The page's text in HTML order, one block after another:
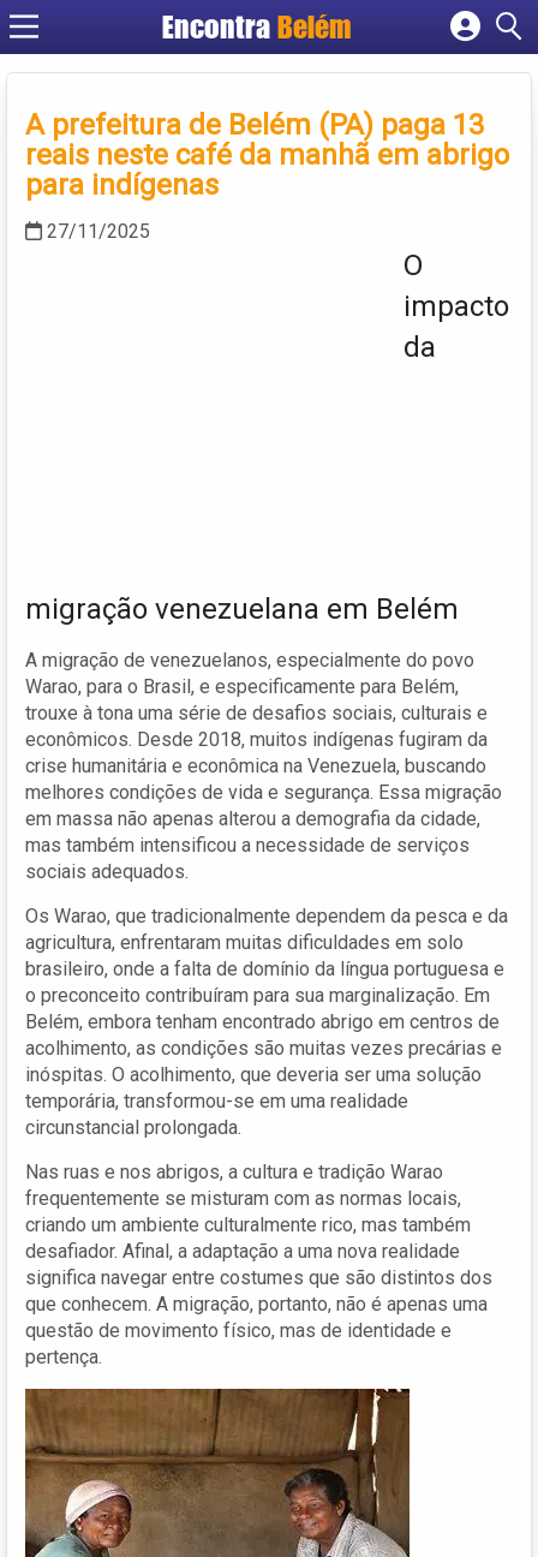
EncontraBelém
Cadastrar empresa
Criar conta
A prefeitura de Belém (PA) paga 13
reais neste café da manhã em abrigo
para indígenas
27/11/2025
O
impacto
da
migração venezuelana em Belém
A migração de venezuelanos, especialmente do povo
Warao, para o Brasil, e especificamente para Belém,
trouxe à tona uma série de desafios sociais, culturais e
econômicos. Desde 2018, muitos indígenas fugiram da
crise humanitária e econômica na Venezuela, buscando
melhores condições de vida e segurança. Essa migração
em massa não apenas alterou a demografia da cidade,
mas também intensificou a necessidade de serviços
sociais adequados.
Os Warao, que tradicionalmente dependem da pesca e da
agricultura, enfrentaram muitas dificuldades em solo
brasileiro, onde a falta de domínio da língua portuguesa e
o preconceito contribuíram para sua marginalização. Em
Belém, embora tenham encontrado abrigo em centros de
acolhimento, as condições são muitas vezes precárias e
inóspitas. O acolhimento, que deveria ser uma solução
temporária, transformou-se em uma realidade
circunstancial prolongada.
Nas ruas e nos abrigos, a cultura e tradição Warao
frequentemente se misturam com as normas locais,
criando um ambiente culturalmente rico, mas também
desafiador. Afinal, a adaptação a uma nova realidade
significa navegar entre costumes que são distintos dos
que conhecem. A migração, portanto, não é apenas uma
questão de movimento físico, mas de identidade e
pertença.